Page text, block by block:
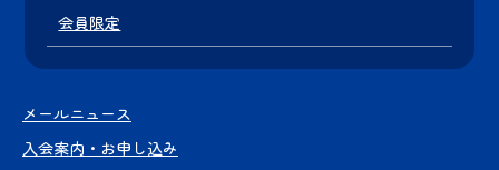
会員限定
メールニュース
入会案内・お申し込み